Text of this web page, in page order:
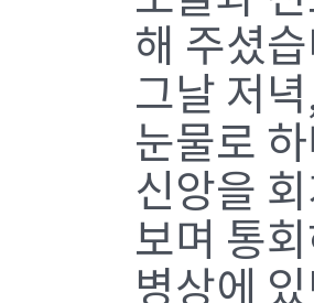
해 주셨
그날 저
눈물로
신앙을
보며 통
병상에